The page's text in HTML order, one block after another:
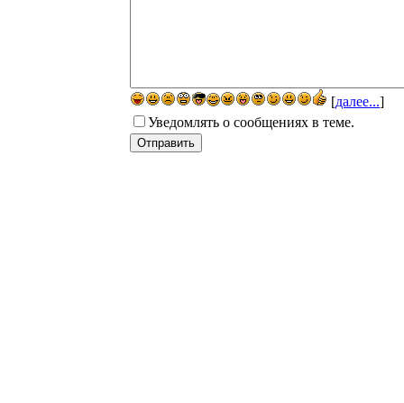
[далее...]
Уведомлять о сообщениях в теме.